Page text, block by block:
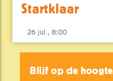
Startklaar
26 jul , 8:00
Blijf op de hoogte